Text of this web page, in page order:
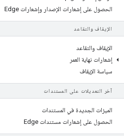
الحصول على إشعارات الإصدار وإشعارات Edge
الإيقاف والتقاعد
الإيقاف والتقاعد
إشعارات نهاية العمر
سياسة الإيقاف
آخر التعديلات على المستندات
الميزات الجديدة في المستندات
الحصول على إشعارات مستندات Edge